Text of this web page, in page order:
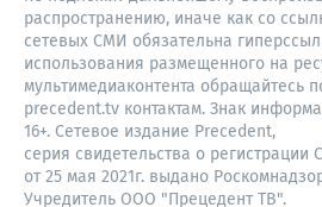
распространению, иначе как со
сетевых СМИ обязательна
использования размещенного на
мультимедиаконтента обращайтесь
precedent.tv контактам. Знак
16+. Сетевое издание Precedent,
серия свидетельства о
от 25 мая 2021г. выдано
Учредитель ООО "Прецедент ТВ".